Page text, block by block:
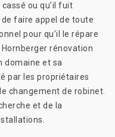
ou qu’il fuit
faire appel de toute
pour qu’il le répare
rénovation
domaine et sa
par les propriétaires
changement de robinet.
et de la